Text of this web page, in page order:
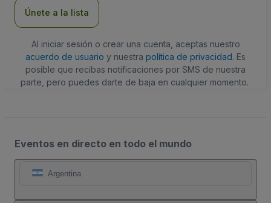
Únete a la lista
Al iniciar sesión o crear una cuenta, aceptas nuestro
acuerdo de usuario y nuestra política de privacidad. Es
posible que recibas notificaciones por SMS de nuestra
parte, pero puedes darte de baja en cualquier momento.
Eventos en directo en todo el mundo
Argentina